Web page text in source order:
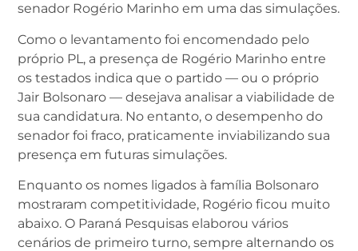
senador Rogério Marinho em uma das simulações.
Como o levantamento foi encomendado pelo
próprio PL, a presença de Rogério Marinho entre
os testados indica que o partido — ou o próprio
Jair Bolsonaro — desejava analisar a viabilidade de
sua candidatura. No entanto, o desempenho do
senador foi fraco, praticamente inviabilizando sua
presença em futuras simulações.
Enquanto os nomes ligados à família Bolsonaro
mostraram competitividade, Rogério ficou muito
abaixo. O Paraná Pesquisas elaborou vários
cenários de primeiro turno, sempre alternando os